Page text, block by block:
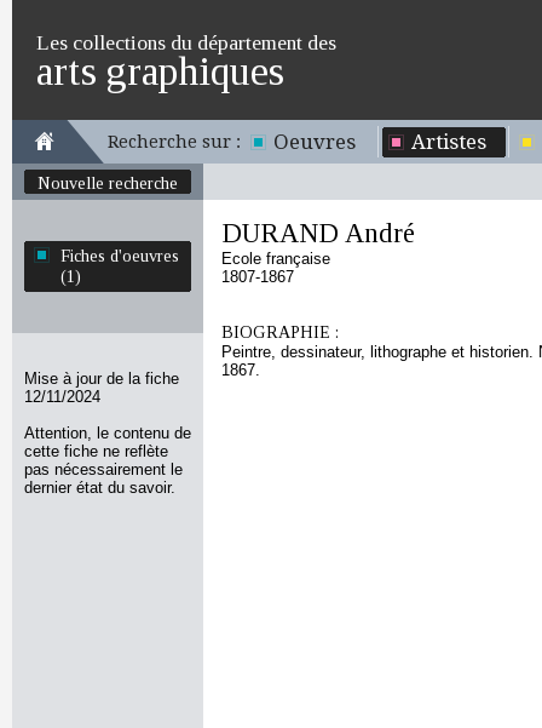
Les collections du département des
arts graphiques
Recherche sur : Oeuvres Artistes
Nouvelle recherche
Fiches d'oeuvres
(1)
Mise à jour de la fiche
12/11/2024
Attention, le contenu de
cette fiche ne reflète
pas nécessairement le
dernier état du savoir.
DURAND André
Ecole française
1807-1867
BIOGRAPHIE :
Peintre, dessinateur, lithographe et
1867.